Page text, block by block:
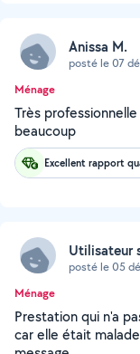
Anissa M.
posté le 07
Ménage
Très
beaucoup
Excellent rapport
Utilisateur
posté le 05
Ménage
Prestation qui n'a
car elle était